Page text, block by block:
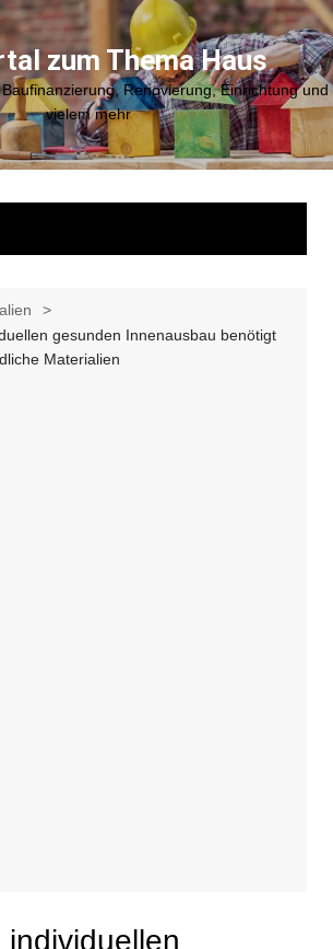
zum Thema Haus
Renovierung, Einrichtung und
vielem mehr
gesunden Innenausbau benötigt
Materialien
individuellen